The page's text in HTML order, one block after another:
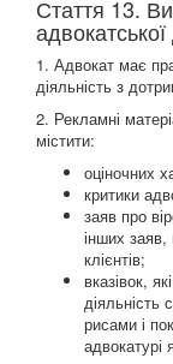
Стаття 13.
адвокатської
1. Адвокат має
діяльність з
2. Рекламні
містити:
оціночних
критики
заяв про
інших заяв,
клієнтів;
вказівок,
діяльність
рисами і
адвокатурі